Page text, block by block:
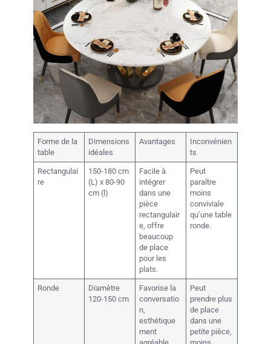
Forme de la
table
Dimensions
idéales
Avantages
Inconvénien
ts
Rectangulai
re
150-180 cm
(L) x 80-90
cm (l)
Facile à
intégrer
dans une
pièce
rectangulair
e, offre
beaucoup
de place
pour les
plats.
Peut
paraître
moins
conviviale
qu’une table
ronde.
Ronde
Diamètre
120-150 cm
Favorise la
conversatio
n,
esthétique
ment
Peut
prendre plus
de place
dans une
petite pièce,